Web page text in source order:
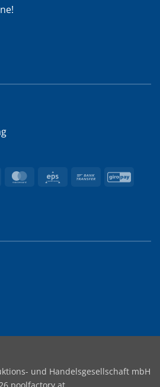
MasterCard
Eps
Bank
und Handelsgesellschaft mbH